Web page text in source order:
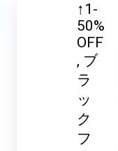
↑1-
50%
OFF
ブ
ラ
ッ
ク
フ